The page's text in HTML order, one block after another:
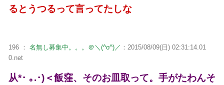
るとうつるって言ってたしな
196 ： 名無し募集中。。。＠＼(^o^)／ ：2015/08/09(日) 02:31:14.01
0.net
从*･ ｡.･)＜飯窪、そのお皿取って。手がたわんそ